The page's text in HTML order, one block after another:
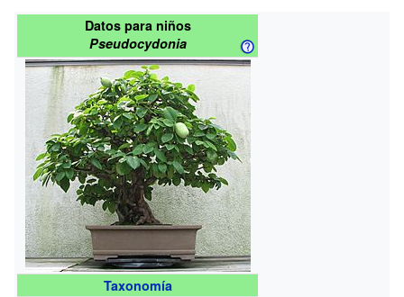
Datos para niños
Pseudocydonia
Taxonomía